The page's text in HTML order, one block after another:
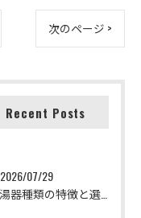
次のページ >
Recent Posts
2026/07/29